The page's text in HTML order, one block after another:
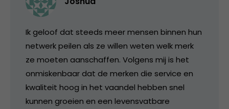
Ik geloof dat steeds meer mensen binnen hun
netwerk peilen als ze willen weten welk merk
ze moeten aanschaffen. Volgens mij is het
onmiskenbaar dat de merken die service en
kwaliteit hoog in het vaandel hebben snel
kunnen groeien en een levensvatbare